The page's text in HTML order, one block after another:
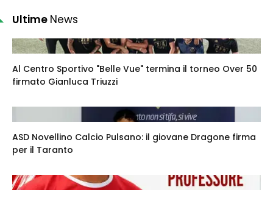
Ultime News
Al Centro Sportivo "Belle Vue" termina il torneo Over 50
firmato Gianluca Triuzzi
ASD Novellino Calcio Pulsano: il giovane Dragone firma
per il Taranto